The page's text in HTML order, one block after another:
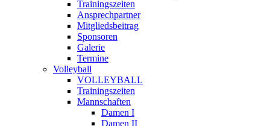
Trainingszeiten
Ansprechpartner
Mitgliedsbeitrag
Sponsoren
Galerie
Termine
Volleyball
VOLLEYBALL
Trainingszeiten
Mannschaften
Damen I
Damen II